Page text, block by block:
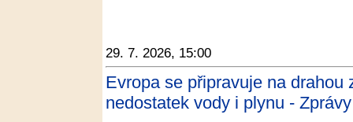
29. 7. 2026, 15:00
Evropa se připravuje na drahou
nedostatek vody i plynu -